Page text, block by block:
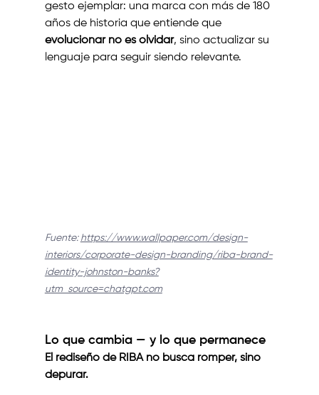
gesto ejemplar: una marca con más de 180
años de historia que entiende que
evolucionar no es olvidar, sino actualizar su
lenguaje para seguir siendo relevante.
Fuente: https://www.wallpaper.com/design-
interiors/corporate-design-branding/riba-brand-
identity-johnston-banks?
utm_source=chatgpt.com
Lo que cambia — y lo que permanece
El rediseño de RIBA no busca romper, sino
depurar.